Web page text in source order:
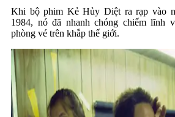
Khi bộ phim Kẻ Hủy Diệt ra rạp vào
1984, nó đã nhanh chóng chiếm lĩnh
phòng vé trên khắp thế giới.